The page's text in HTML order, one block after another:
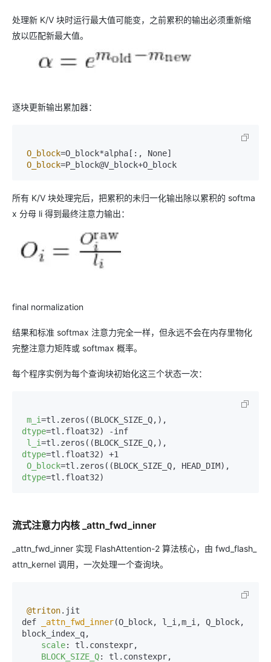
处理新 K/V 块时运行最大值可能变，之前累积的输出必须重新缩
放以匹配新最大值。
逐块更新输出累加器：
O_block=O_block*alpha[:, None]
O_block
所有 K/V 块处理完后，把累积的未归一化输出除以累积的 softma
x 分母 li 得到最终注意力输出：
final normalization
结果和标准 softmax 注意力完全一样，但永远不会在内存里物化
完整注意力矩阵或 softmax 概率。
每个程序实例为每个查询块初始化这三个状态一次：
m_i
dtype=tl.float32) -inf
l_i
dtype=tl.float32) +1
O_block
dtype
流式注意力内核 _attn_fwd_inner
_attn_fwd_inner 实现 FlashAttention-2 算法核心，由 fwd_flash_
attn_kernel 调用，一次处理一个查询块。
@triton.jit
def
_attn_fwd_inner(O_block, l_i,m_i, Q_block,
block_index_q,
scale: tl.constexpr,
BLOCK_SIZE_Q: tl.constexpr,